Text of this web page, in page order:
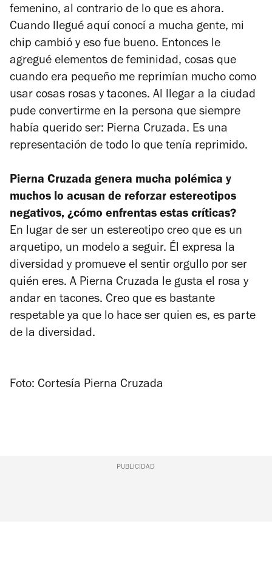
femenino, al contrario de lo que es ahora.
Cuando llegué aquí conocí a mucha gente, mi
chip cambió y eso fue bueno. Entonces le
agregué elementos de feminidad, cosas que
cuando era pequeño me reprimían mucho como
usar cosas rosas y tacones. Al llegar a la ciudad
pude convertirme en la persona que siempre
había querido ser: Pierna Cruzada. Es una
representación de todo lo que tenía reprimido.
Pierna Cruzada genera mucha polémica y
muchos lo acusan de reforzar estereotipos
negativos, ¿cómo enfrentas estas críticas?
En lugar de ser un estereotipo creo que es un
arquetipo, un modelo a seguir. Él expresa la
diversidad y promueve el sentir orgullo por ser
quién eres. A Pierna Cruzada le gusta el rosa y
andar en tacones. Creo que es bastante
respetable ya que lo hace ser quien es, es parte
de la diversidad.
Foto: Cortesía Pierna Cruzada
PUBLICIDAD